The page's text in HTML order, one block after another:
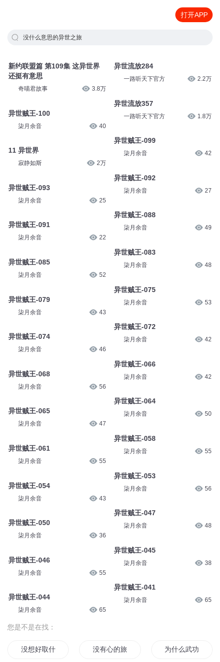
打开APP
没什么意思的异世之旅
新约联盟篇 第109集 这异世界
还挺有意思
奇喵君故事 3.8万
异世贼王-100
柒月余音 40
11 异世界
寂静如斯 2万
异世贼王-093
柒月余音 25
异世贼王-091
柒月余音 22
异世贼王-085
柒月余音 52
异世贼王-079
柒月余音 43
异世贼王-074
柒月余音 46
异世贼王-068
柒月余音 56
异世贼王-065
柒月余音 47
异世贼王-061
柒月余音 55
异世贼王-054
柒月余音 43
异世贼王-050
柒月余音 36
异世贼王-046
柒月余音 55
异世贼王-044
柒月余音 65
异世流放284
一路听天下官方 2.2万
异世流放357
一路听天下官方 1.8万
异世贼王-099
柒月余音 42
异世贼王-092
柒月余音 27
异世贼王-088
柒月余音 49
异世贼王-083
柒月余音 48
异世贼王-075
柒月余音 53
异世贼王-072
柒月余音 42
异世贼王-066
柒月余音 42
异世贼王-064
柒月余音 50
异世贼王-058
柒月余音 55
异世贼王-053
柒月余音 56
异世贼王-047
柒月余音 48
异世贼王-045
柒月余音 38
异世贼王-041
柒月余音 65
您是不是在找：
没想好取什么书名 没有心的旅者 为什么武功没有用